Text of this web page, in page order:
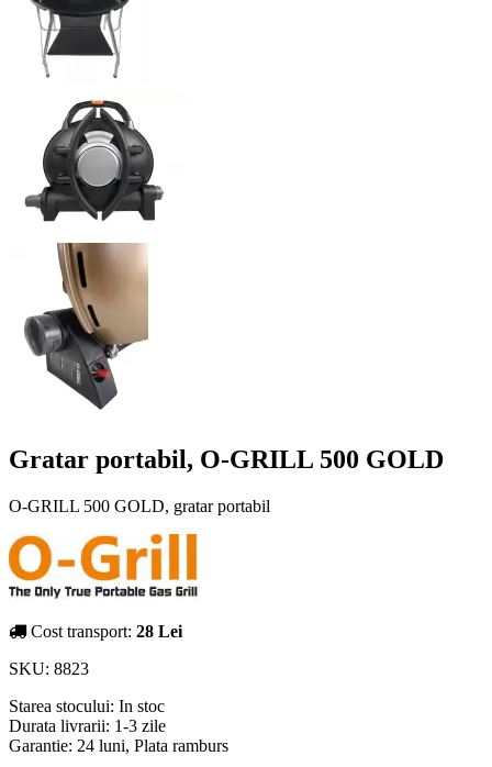
Gratar portabil, O-GRILL 500 GOLD
O-GRILL 500 GOLD, gratar portabil
Cost transport: 28 Lei
SKU: 8823
Starea stocului: In stoc
Durata livrarii: 1-3 zile
Garantie: 24 luni, Plata ramburs